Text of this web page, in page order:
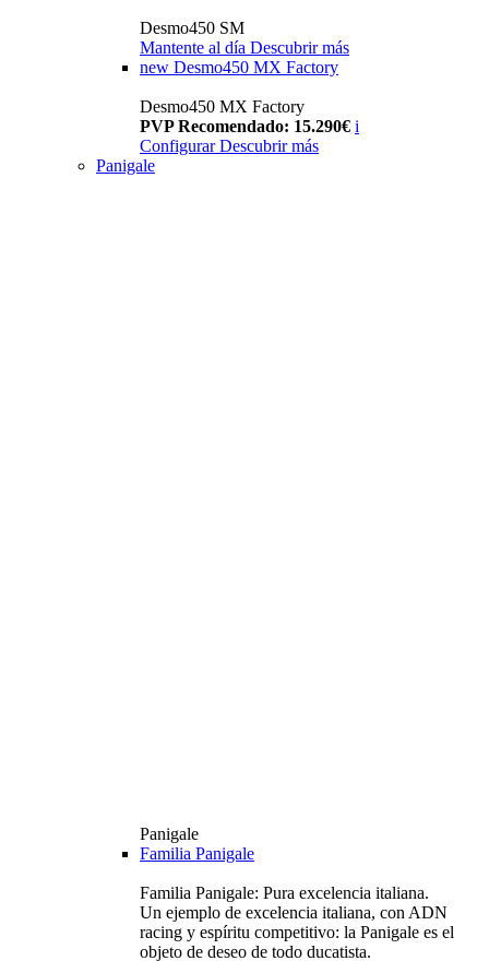
Desmo450 SM
Mantente al día Descubrir más
new Desmo450 MX Factory
Desmo450 MX Factory
PVP Recomendado: 15.290€ i
Configurar Descubrir más
Panigale
Panigale
Familia Panigale
Familia Panigale: Pura excelencia italiana.
Un ejemplo de excelencia italiana, con ADN
racing y espíritu competitivo: la Panigale es el
objeto de deseo de todo ducatista.